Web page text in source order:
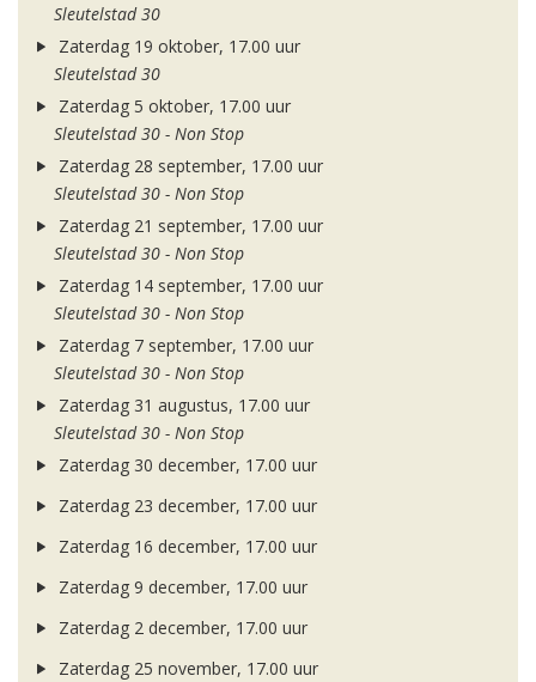
Sleutelstad 30
Zaterdag 19 oktober, 17.00 uur
Sleutelstad 30
Zaterdag 5 oktober, 17.00 uur
Sleutelstad 30 - Non Stop
Zaterdag 28 september, 17.00 uur
Sleutelstad 30 - Non Stop
Zaterdag 21 september, 17.00 uur
Sleutelstad 30 - Non Stop
Zaterdag 14 september, 17.00 uur
Sleutelstad 30 - Non Stop
Zaterdag 7 september, 17.00 uur
Sleutelstad 30 - Non Stop
Zaterdag 31 augustus, 17.00 uur
Sleutelstad 30 - Non Stop
Zaterdag 30 december, 17.00 uur
Zaterdag 23 december, 17.00 uur
Zaterdag 16 december, 17.00 uur
Zaterdag 9 december, 17.00 uur
Zaterdag 2 december, 17.00 uur
Zaterdag 25 november, 17.00 uur